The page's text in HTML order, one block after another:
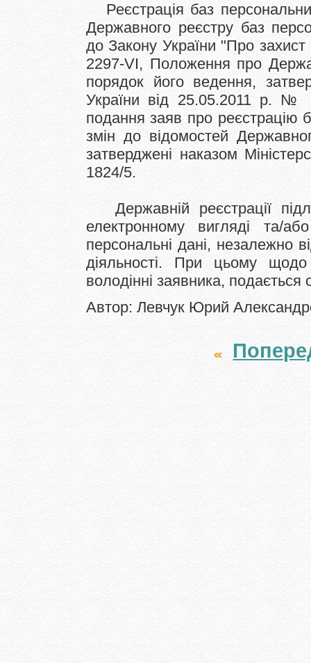
Реєстрація баз
Державного реєстру баз
до Закону України "Про
2297-VI, Положення про
порядок його ведення,
України від 25.05.2011 р.
подання заяв про реєстрацію
змін до відомостей
затверджені наказом
1824/5.
Державній реєстрації
електронному вигляді та/
персональні дані, незалежно
діяльності. При цьому
володінні заявника, подається
Автор: Левчук Юрий